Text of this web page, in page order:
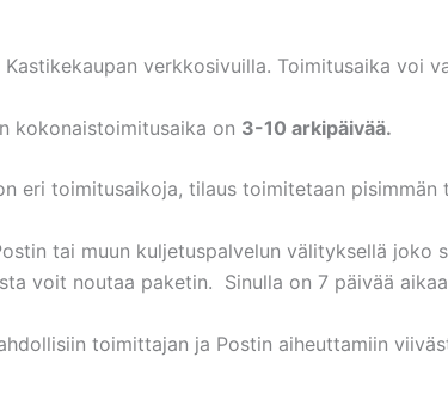
verkkosivuilla. Toimitusaika
kokonaistoimitusaika on 3-10 arkipäivää.
eri toimitusaikoja, tilaus toimitetaan pisimmän
tai muun kuljetuspalvelun välityksellä
voit noutaa paketin. Sinulla on 7 päivää
toimittajan ja Postin aiheuttamiin